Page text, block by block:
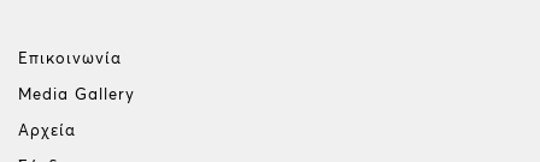
Επικοινωνία
Media Gallery
Αρχεία